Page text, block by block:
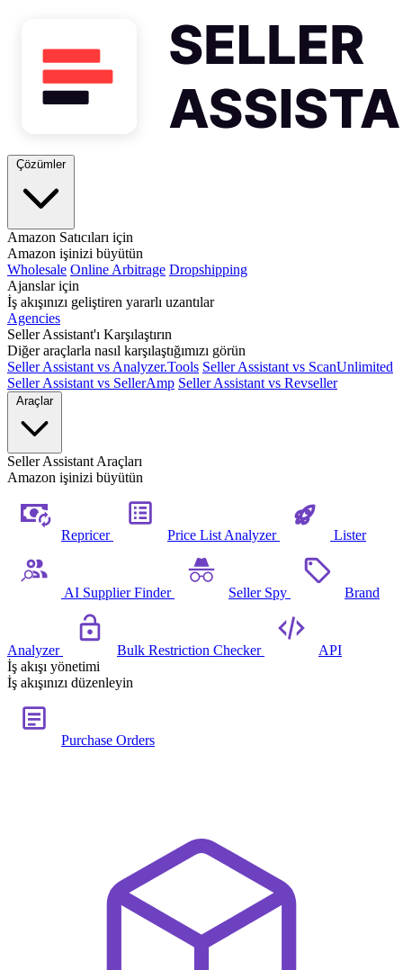
Çözümler
Amazon Satıcıları için
Amazon işinizi büyütün
Wholesale Online Arbitrage Dropshipping
Ajanslar için
İş akışınızı geliştiren yararlı uzantılar
Agencies
Seller Assistant'ı Karşılaştırın
Diğer araçlarla nasıl karşılaştığımızı görün
Seller Assistant vs Analyzer.Tools Seller Assistant vs ScanUnlimited
Seller Assistant vs SellerAmp Seller Assistant vs Revseller
Araçlar
Seller Assistant Araçları
Amazon işinizi büyütün
Repricer Price List Analyzer Lister
AI Supplier Finder Seller Spy Brand
Analyzer Bulk Restriction Checker
API
İş akışı yönetimi
İş akışınızı düzenleyin
Purchase Orders